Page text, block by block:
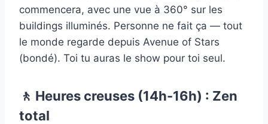
commencera, avec une vue à 360° sur les
buildings illuminés. Personne ne fait ça — tout
le monde regarde depuis Avenue of Stars
(bondé). Toi tu auras le show pour toi seul.
🚶 Heures creuses (14h-16h) : Zen
total